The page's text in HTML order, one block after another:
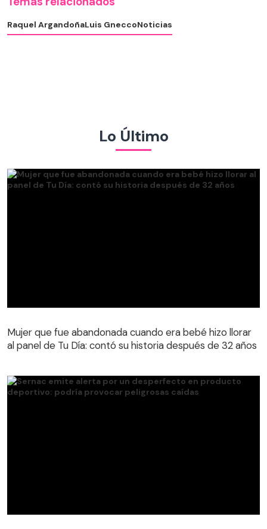
Raquel ArgandoñaLuis GneccoNoticias
Lo Último
al panel de Tu Día: contó su historia después de 32 años
Mujer que fue abandonada cuando era bebé hizo llorar
al panel de Tu Día: contó su historia después de 32 años